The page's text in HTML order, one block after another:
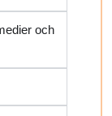
och